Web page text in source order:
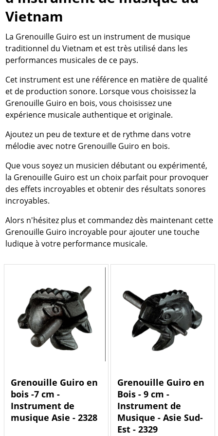
Vietnam
La Grenouille Guiro est un instrument de musique
traditionnel du Vietnam et est très utilisé dans les
performances musicales de ce pays.
Cet instrument est une référence en matière de qualité
et de production sonore. Lorsque vous choisissez la
Grenouille Guiro en bois, vous choisissez une
expérience musicale authentique et originale.
Ajoutez un peu de texture et de rythme dans votre
mélodie avec notre Grenouille Guiro en bois.
Que vous soyez un musicien débutant ou expérimenté,
la Grenouille Guiro est un choix parfait pour provoquer
des effets incroyables et obtenir des résultats sonores
incroyables.
Alors n'hésitez plus et commandez dès maintenant cette
Grenouille Guiro incroyable pour ajouter une touche
ludique à votre performance musicale.
Grenouille Guiro en
bois -7 cm -
Instrument de
musique Asie - 2328
Grenouille Guiro en
Bois - 9 cm -
Instrument de
Musique - Asie Sud-
Est - 2329